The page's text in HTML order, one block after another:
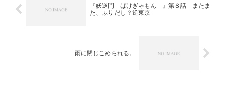
『妖逆門―ばけぎゃもん―』第８話 またま
た、ふりだし？逆東京
雨に閉じこめられる。